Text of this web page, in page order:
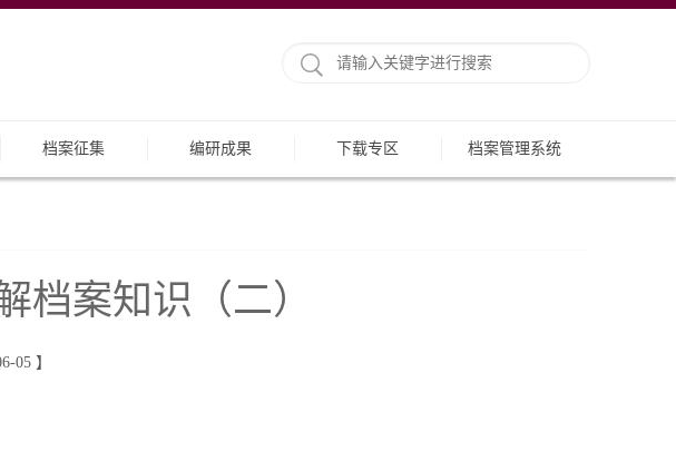
档案征集 编研成果 下载专区 档案管理系统
档案知识（二）
05 】